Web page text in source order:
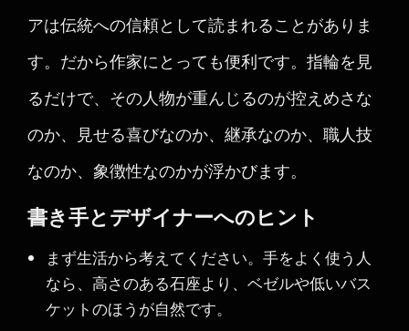
アは伝統への信頼として読まれることがありま
す。だから作家にとっても便利です。指輪を見
るだけで、その人物が重んじるのが控えめさな
のか、見せる喜びなのか、継承なのか、職人技
なのか、象徴性なのかが浮かびます。
書き手とデザイナーへのヒント
まず生活から考えてください。手をよく使う人
なら、高さのある石座より、ベゼルや低いバス
ケットのほうが自然です。